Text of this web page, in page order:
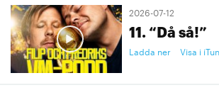
2026-07-12
11. “Då så!”
Ladda ner Visa i